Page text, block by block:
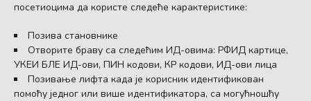
посетиоцима да користе следеће карактеристике:
Позива становнике
Отворите браву са следећим ИД-овима: РФИД картице,
УКЕИ БЛЕ ИД-ови, ПИН кодови, КР кодови, ИД-ови лица
Позивање лифта када је корисник идентификован
помоћу једног или више идентификатора, са могућношћу